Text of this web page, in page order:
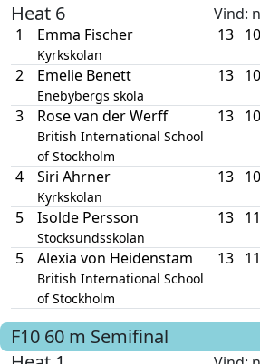
Heat 6 Vind:
1
Emma Fischer
Kyrkskolan
13
2 Emelie Benett
Enebybergs skola
13
3 Rose van der Werff
British International School
of Stockholm
13
4 Siri Ahrner
Kyrkskolan
13
5 Isolde Persson
Stocksundsskolan
13
5 Alexia von Heidenstam
British International School
of Stockholm
13
F10 60 m Semifinal